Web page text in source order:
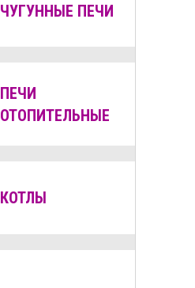
ЧУГУННЫЕ ПЕЧИ
ПЕЧИ
ОТОПИТЕЛЬНЫЕ
КОТЛЫ